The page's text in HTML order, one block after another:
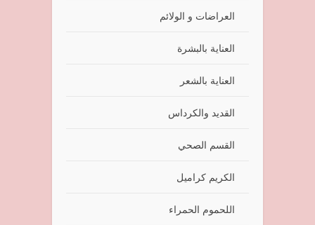
العراضات و الولائم
العناية بالبشرة
العناية بالشعر
القديد والكرداس
القسم الصحي
الكريم كراميل
اللحموم الحمراء